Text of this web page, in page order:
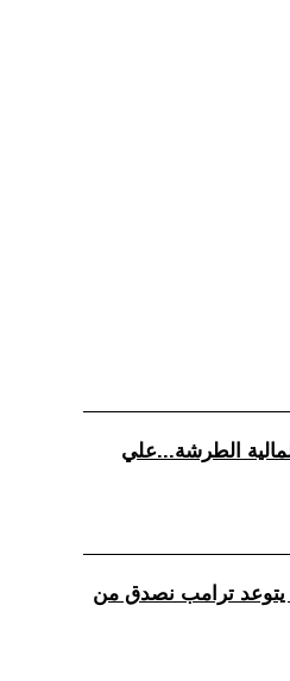
الطرشة...علي
يتوعد ترامب نصدق من